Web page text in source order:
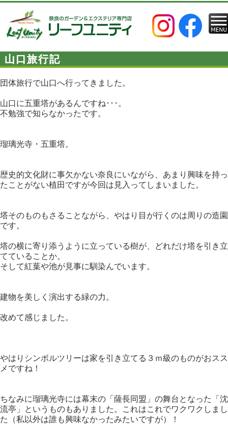
山口旅行記
団体旅行で山口へ行ってきました。
山口に五重塔があるんですね･･･。
不勉強で知らなかったです。
瑠璃光寺・五重塔。
歴史的文化財に事欠かない奈良にいながら、あまり興味を持っ
たことがない植田ですが今回は見入ってしまいました。
塔そのものもさることながら、やはり目が行くのは周りの造園
です。
塔の横に寄り添うように立っている樹が、どれだけ塔を引き立
てていることか。
そして紅葉や池が見事に馴染んでいます。
建物を美しく演出する緑の力。
改めて感じました。
やはりシンボルツリーは家を引き立てる３ｍ級のものがおスス
メですね！
ちなみに瑠璃光寺には幕末の「薩長同盟」の舞台となった「沈
流亭」というものもありました。これはこれでワクワクしまし
た（私以外は誰も興味なかったみたいですが）！